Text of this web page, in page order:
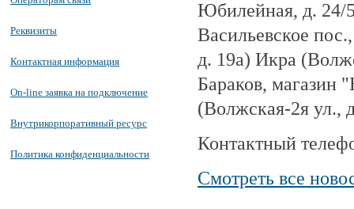
Реквизиты
Контактная информация
On-line заявка на подключение
Внутрикорпоративный ресурс
Политика конфиденциальности
Юбилейная, д. 24/
Васильевское
д. 19а) Икра
Бараков, магазин
(Волжская-2я ул.,
Контактный
Смотреть все